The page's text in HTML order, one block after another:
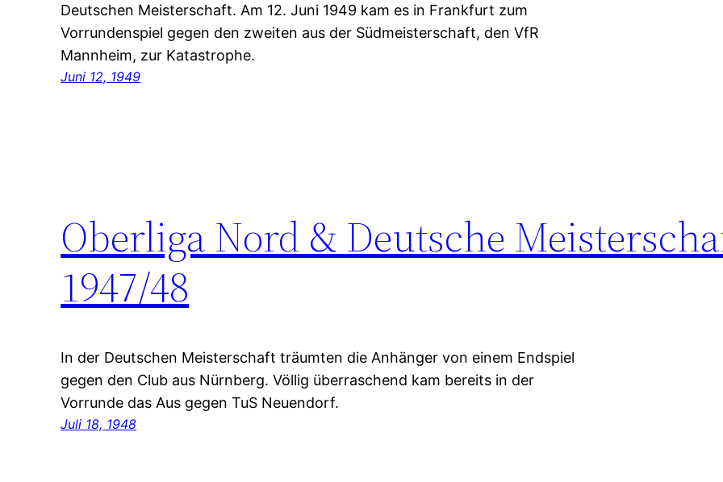
Deutschen Meisterschaft. Am 12. Juni 1949 kam es in Frankfurt zum
Vorrundenspiel gegen den zweiten aus der Südmeisterschaft, den VfR
Mannheim, zur Katastrophe.
Juni 12, 1949
Oberliga Nord & Deutsche
1947/48
In der Deutschen Meisterschaft träumten die Anhänger von einem Endspiel
gegen den Club aus Nürnberg. Völlig überraschend kam bereits in der
Vorrunde das Aus gegen TuS Neuendorf.
Juli 18, 1948